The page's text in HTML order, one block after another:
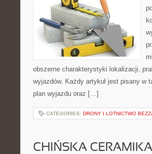
obszerne charakterystyki lokalizacji,
wyjazdów. Każdy artykuł jest pisany w
plan wyjazdu oraz […]
CATEGORIES: DRONY I LOTNICTWO
CHIŃSKA